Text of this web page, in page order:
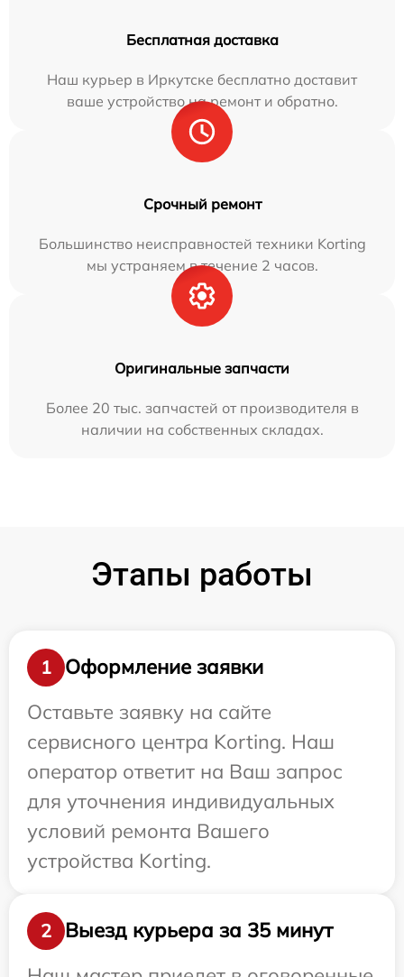
Бесплатная доставка
Наш курьер в Иркутске бесплатно доставит
ваше устройство на ремонт и обратно.
Срочный ремонт
Большинство неисправностей техники Korting
мы устраняем в течение 2 часов.
Оригинальные запчасти
Более 20 тыс. запчастей от производителя в
наличии на собственных складах.
Этапы работы
1
Оформление заявки
Оставьте заявку на сайте
сервисного центра Korting. Наш
оператор ответит на Ваш запрос
для уточнения индивидуальных
условий ремонта Вашего
устройства Korting.
2
Выезд курьера за 35 минут